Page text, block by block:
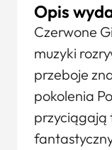
Opis
Czerwone
muzyki
przeboje
pokolenia
przyciągają